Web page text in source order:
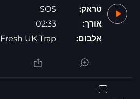
טראק:
SOS
אורך:
02:33
אלבום:
Fresh UK Trap